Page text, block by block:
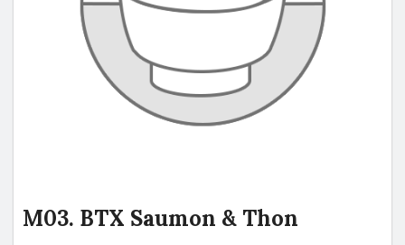
M03. BTX Saumon & Thon